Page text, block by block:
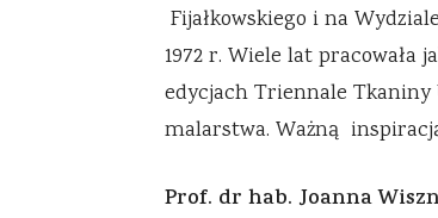
Fijałkowskiego i na
1972 r. Wiele lat
edycjach Triennale
malarstwa. Ważną
Prof. dr hab. Joanna